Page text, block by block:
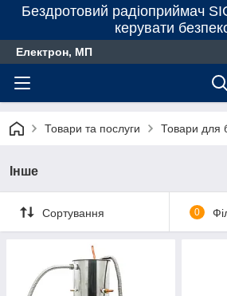
Бездротовий радіоприймач
керувати
Електрон, МП
Товари та послуги Товари для
Інше
Сортування 0